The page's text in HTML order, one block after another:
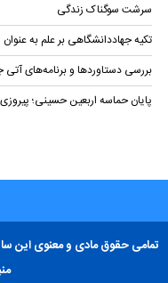
سرشت سوگناک زندگی
تکیه جهاددانشگاهی بر علم به
بررسی دستاوردها و برنامه‌های آتی
پایان حماسه‌ اربعین حسینی؛
تمامی حقوق مادی و معنوی این